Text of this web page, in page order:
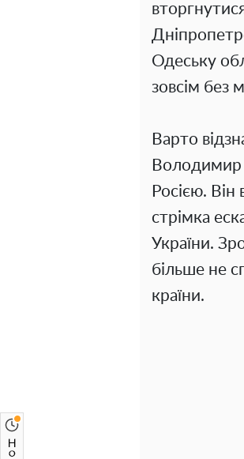
Одеську
зовсім без
Варто
Володимир
Росією.
стрімка
України.
більше не
країни.